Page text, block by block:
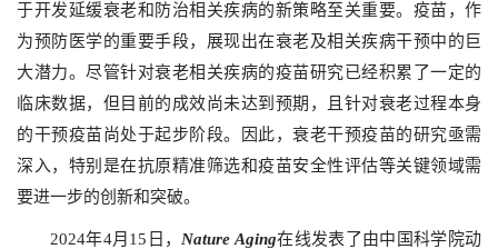
于开发延缓衰老和防治相关疾病的新策略至关重要。疫苗，作
为预防医学的重要手段，展现出在衰老及相关疾病干预中的巨
大潜力。尽管针对衰老相关疾病的疫苗研究已经积累了一定的
临床数据，但目前的成效尚未达到预期，且针对衰老过程本身
的干预疫苗尚处于起步阶段。因此，衰老干预疫苗的研究亟需
深入，特别是在抗原精准筛选和疫苗安全性评估等关键领域需
要进一步的创新和突破。
2024年4月15日， Nature Aging在线发表了由中国科学院动